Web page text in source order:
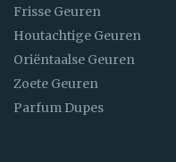
Frisse Geuren
Houtachtige Geuren
Oriëntaalse Geuren
Zoete Geuren
Parfum Dupes